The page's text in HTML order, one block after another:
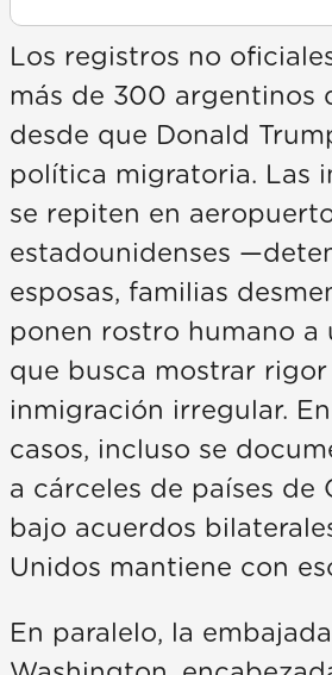
Los registros no
más de 300 argentinos
desde que Donald
política migratoria. Las
se repiten en
estadounidenses
esposas, familias
ponen rostro humano a
que busca mostrar
inmigración irregular.
casos, incluso se
a cárceles de países de
bajo acuerdos
Unidos mantiene con
En paralelo, la